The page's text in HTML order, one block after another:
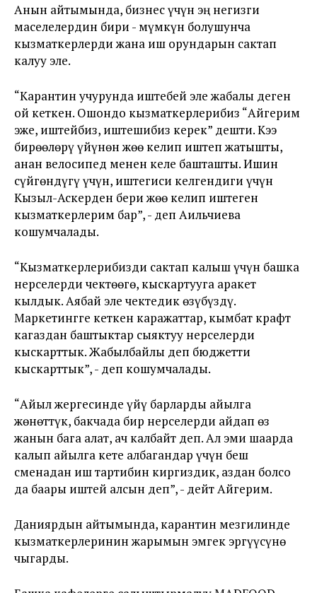
Анын айтымында, бизнес үчүн эң негизги
маселелердин бири - мүмкүн болушунча
кызматкерлерди жана иш орундарын сактап
калуу эле.
“Карантин учурунда иштебей эле жабалы деген
ой кеткен. Ошондо кызматкерлерибиз “Айгерим
эже, иштейбиз, иштешибиз керек” дешти. Кээ
бирөөлөрү үйүнөн жөө келип иштеп жатышты,
анан велосипед менен келе башташты. Ишин
сүйгөндүгү үчүн, иштегиси келгендиги үчүн
Кызыл-Аскерден бери жөө келип иштеген
кызматкерлерим бар”, - деп Аильчиева
кошумчалады.
“Кызматкерлерибизди сактап калыш үчүн башка
нерселерди чектөөгө, кыскартууга аракет
кылдык. Аябай эле чектедик өзүбүздү.
Маркетингге кеткен каражаттар, кымбат крафт
кагаздан баштыктар сыяктуу нерселерди
кыскарттык. Жабылбайлы деп бюджетти
кыскарттык”, - деп кошумчалады.
“Айыл жергесинде үйү барларды айылга
жөнөттүк, бакчада бир нерселерди айдап өз
жанын бага алат, ач калбайт деп. Ал эми шаарда
калып айылга кете албагандар үчүн беш
сменадан иш тартибин киргиздик, аздан болсо
да баары иштей алсын деп”, - дейт Айгерим.
Даниярдын айтымында, карантин мезгилинде
кызматкерлеринин жарымын эмгек эргүүсүнө
чыгарды.